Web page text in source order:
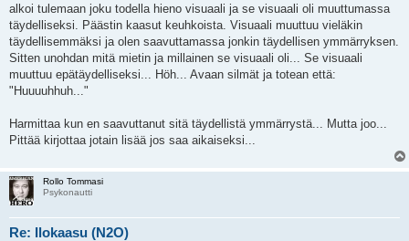
alkoi tulemaan joku todella hieno visuaali ja se visuaali oli muuttumassa
täydelliseksi. Päästin kaasut keuhkoista. Visuaali muuttuu vieläkin
täydellisemmäksi ja olen saavuttamassa jonkin täydellisen ymmärryksen.
Sitten unohdan mitä mietin ja millainen se visuaali oli... Se visuaali
muuttuu epätäydelliseksi... Höh... Avaan silmät ja totean että:
"Huuuuhhuh..."
Harmittaa kun en saavuttanut sitä täydellistä ymmärrystä... Mutta joo...
Pittää kirjottaa jotain lisää jos saa aikaiseksi...
Rollo Tommasi
Psykonautti
Re: Ilokaasu (N2O)